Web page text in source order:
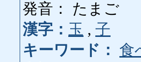
発音： たまご
漢字： 玉 , 子
キーワード：
食